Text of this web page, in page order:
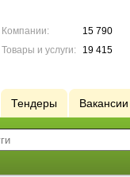
Компании:
15 790
Товары и услуги:
19 415
Тендеры Вакансии